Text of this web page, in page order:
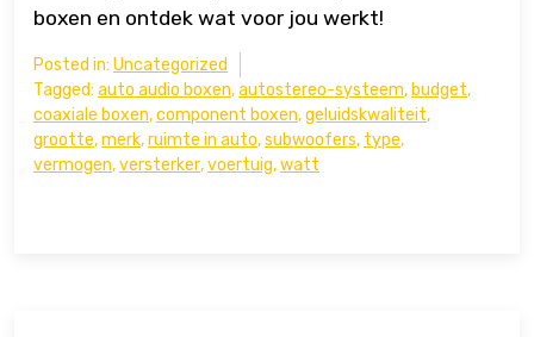
boxen en ontdek wat voor jou werkt!
Posted in: Uncategorized
Tagged: auto audio boxen,autostereo-systeem, budget,
coaxiale boxen,component boxen,geluidskwaliteit,
grootte,merk,ruimte in auto,subwoofers, type,
vermogen,versterker,voertuig,watt